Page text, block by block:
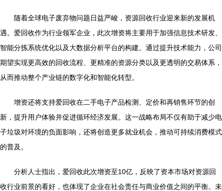
随着全球电子废弃物问题日益严峻，资源回收行业迎来新的发展机
遇。爱回收作为行业领军企业，此次增资将主要用于加强信息技术研发、
智能分拣系统优化以及大数据分析平台的构建。通过提升技术能力，公司
期望实现更高效的回收流程、更精准的资源分类以及更透明的交易体系，
从而推动整个产业链的数字化和智能化转型。
增资还将支持爱回收在二手电子产品检测、定价和再销售环节的创
新，提升用户体验并促进循环经济发展。这一战略布局不仅有助于减少电
子垃圾对环境的负面影响，还将创造更多就业机会，推动可持续消费模式
的普及。
分析人士指出，爱回收此次增资至10亿，反映了资本市场对资源回
收行业前景的看好，也体现了企业在社会责任与商业价值之间的平衡。未